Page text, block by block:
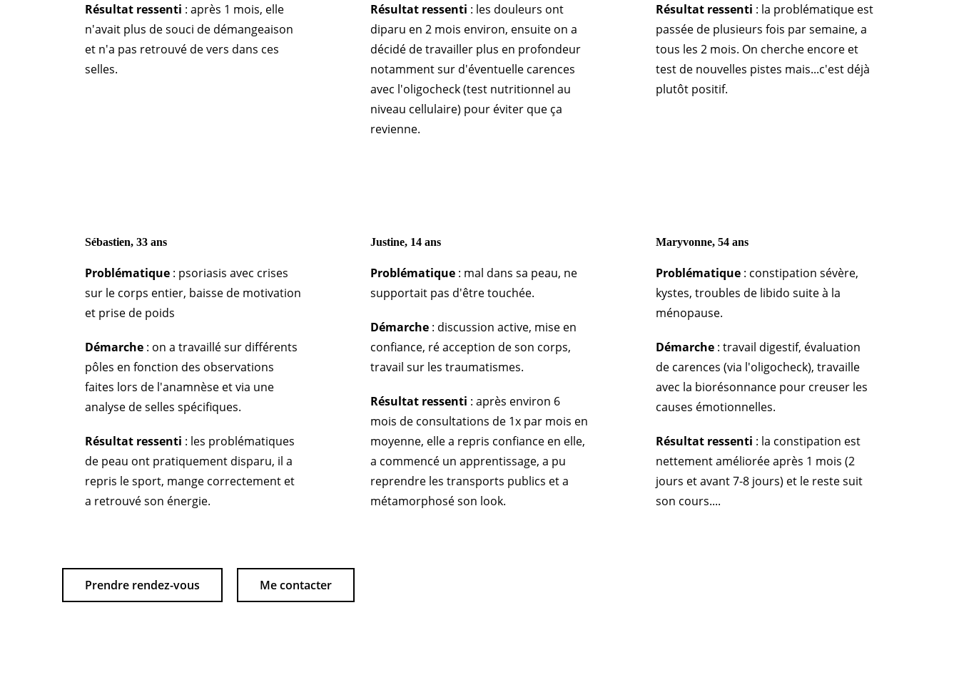
Résultat ressenti : après 1 mois, elle
n'avait plus de souci de démangeaison
et n'a pas retrouvé de vers dans ces
selles.
Résultat ressenti : les douleurs ont
diparu en 2 mois environ, ensuite on a
décidé de travailler plus en profondeur
notamment sur d'éventuelle carences
avec l'oligocheck (test nutritionnel au
niveau cellulaire) pour éviter que ça
revienne.
Résultat ressenti : la problématique est
passée de plusieurs fois par semaine, a
tous les 2 mois. On cherche encore et
test de nouvelles pistes mais...c'est déjà
plutôt positif.
Sébastien, 33 ans
Problématique : psoriasis avec crises
sur le corps entier, baisse de motivation
et prise de poids
Démarche : on a travaillé sur différents
pôles en fonction des observations
faites lors de l'anamnèse et via une
analyse de selles spécifiques.
Résultat ressenti : les problématiques
de peau ont pratiquement disparu, il a
repris le sport, mange correctement et
a retrouvé son énergie.
Justine, 14 ans
Problématique : mal dans sa peau, ne
supportait pas d'être touchée.
Démarche : discussion active, mise en
confiance, ré acception de son corps,
travail sur les traumatismes.
Résultat ressenti : après environ 6
mois de consultations de 1x par mois en
moyenne, elle a repris confiance en elle,
a commencé un apprentissage, a pu
reprendre les transports publics et a
métamorphosé son look.
Maryvonne, 54 ans
Problématique : constipation sévère,
kystes, troubles de libido suite à la
ménopause.
Démarche: travail digestif, évaluation
de carences (via l'oligocheck), travaille
avec la biorésonnance pour creuser les
causes émotionnelles.
Résultat ressenti : la constipation est
nettement améliorée après 1 mois (2
jours et avant 7-8 jours) et le reste suit
son cours....
Prendre rendez-vous Me contacter